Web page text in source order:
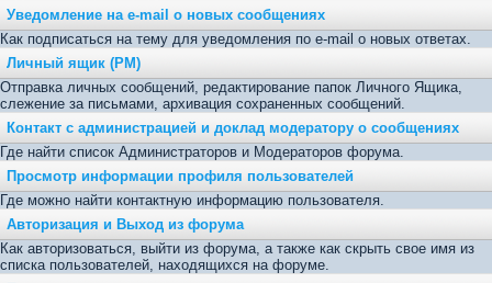
Уведомление на e-mail о новых сообщениях
Как подписаться на тему для уведомления по e-mail о новых ответах.
Личный ящик (PM)
Отправка личных сообщений, редактирование папок Личного Ящика,
слежение за письмами, архивация сохраненных сообщений.
Контакт с администрацией и доклад модератору о сообщениях
Где найти список Администраторов и Модераторов форума.
Просмотр информации профиля пользователей
Где можно найти контактную информацию пользователя.
Авторизация и Выход из форума
Как авторизоваться, выйти из форума, а также как скрыть свое имя из
списка пользователей, находящихся на форуме.